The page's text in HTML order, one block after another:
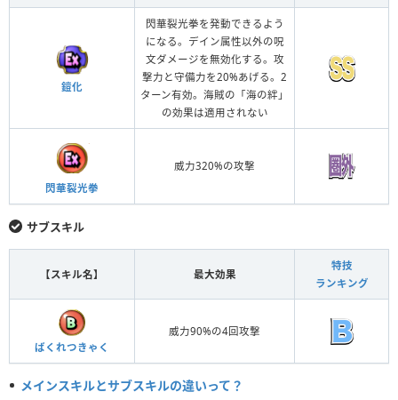
鎧化
閃華裂光拳を発動できるよう
になる。デイン属性以外の呪
文ダメージを無効化する。攻
撃力と守備力を20%あげる。2
ターン有効。海賊の「海の絆」
の効果は適用されない
閃華裂光拳
威力320%の攻撃
サブスキル
【スキル名】 最大効果
特技
ランキング
ばくれつきゃく
威力90%の4回攻撃
メインスキルとサブスキルの違いって？